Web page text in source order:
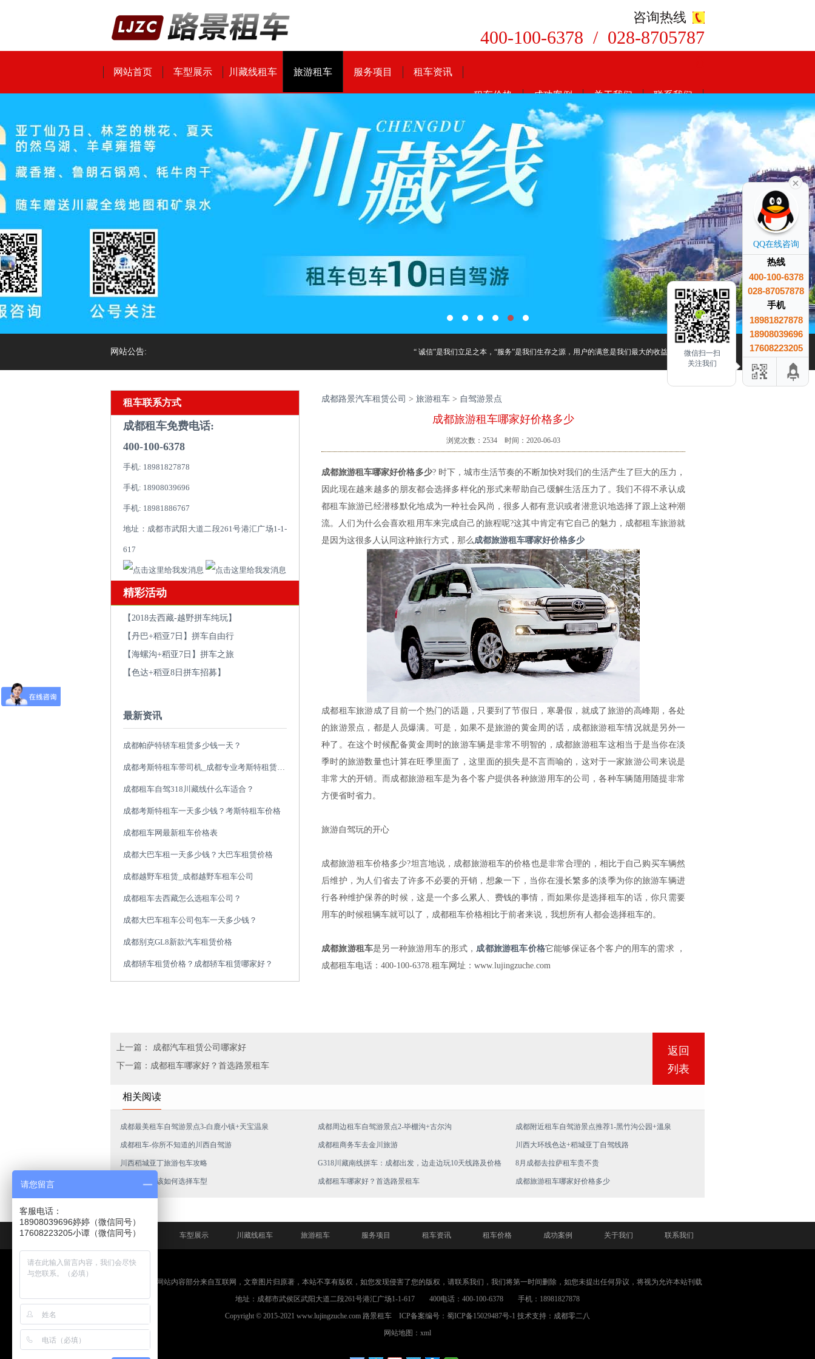
咨询热线
400-100-6378 / 028-8705787
网站首页 车型展示 川藏线租车 旅游租车 服务项目 租车资讯
租车价格 成功案例 关于我们 联系我们
网站公告: “ 诚信”是我们立足之本，“服务”是我们生存之源，用户的满意是我们最大的收益、用户的信赖是我们最大的成就.
租车联系方式
成都租车免费电话:
400-100-6378
手机: 18981827878
手机: 18908039696
手机: 18981886767
地址：成都市武阳大道二段261号港汇广场1-1-
617
精彩活动
【2018去西藏-越野拼车纯玩】
【丹巴+稻亚7日】拼车自由行
【海螺沟+稻亚7日】拼车之旅
【色达+稻亚8日拼车招募】
最新资讯
成都帕萨特轿车租赁多少钱一天？
成都考斯特租车带司机_成都专业考斯特租赁平台
成都租车自驾318川藏线什么车适合？
成都考斯特租车一天多少钱？考斯特租车价格
成都租车网最新租车价格表
成都大巴车租一天多少钱？大巴车租赁价格
成都越野车租赁_成都越野车租车公司
成都租车去西藏怎么选租车公司？
成都大巴车租车公司包车一天多少钱？
成都别克GL8新款汽车租赁价格
成都轿车租赁价格？成都轿车租赁哪家好？
成都路景汽车租赁公司 > 旅游租车 > 自驾游景点
成都旅游租车哪家好价格多少
浏览次数： 2534 时间：2020-06-03
成都旅游租车哪家好价格多少? 时下，城市生活节奏的不断加快对我们的生活产生了巨大的压力，
因此现在越来越多的朋友都会选择多样化的形式来帮助自己缓解生活压力了。我们不得不承认成
都租车旅游已经潜移默化地成为一种社会风尚，很多人都有意识或者潜意识地选择了跟上这种潮
流。人们为什么会喜欢租用车来完成自己的旅程呢?这其中肯定有它自己的魅力，成都租车旅游就
是因为这很多人认同这种旅行方式，那么成都旅游租车哪家好价格多少
成都租车旅游成了目前一个热门的话题，只要到了节假日，寒暑假，就成了旅游的高峰期，各处
的旅游景点，都是人员爆满。可是，如果不是旅游的黄金周的话，成都旅游租车情况就是另外一
种了。在这个时候配备黄金周时的旅游车辆是非常不明智的，成都旅游租车这相当于是当你在淡
季时的旅游数量也计算在旺季里面了，这里面的损失是不言而喻的，这对于一家旅游公司来说是
非常大的开销。而成都旅游租车是为各个客户提供各种旅游用车的公司，各种车辆随用随提非常
方便省时省力。
旅游自驾玩的开心
成都旅游租车价格多少?坦言地说，成都旅游租车的价格也是非常合理的，相比于自己购买车辆然
后维护，为人们省去了许多不必要的开销，想象一下，当你在漫长繁多的淡季为你的旅游车辆进
行各种维护保养的时候，这是一个多么累人、费钱的事情，而如果你是选择租车的话，你只需要
用车的时候租辆车就可以了，成都租车价格相比于前者来说，我想所有人都会选择租车的。
成都旅游租车是另一种旅游用车的形式， 成都旅游租车价格它能够保证各个客户的用车的需求 ，
成都租车电话：400-100-6378.租车网址：www.lujingzuche.com
上一篇： 成都汽车租赁公司哪家好
下一篇：成都租车哪家好？首选路景租车
返回
列表
相关阅读
成都最美租车自驾游景点3-白鹿小镇+天宝温泉 成都周边租车自驾游景点2-毕棚沟+古尔沟 成都附近租车自驾游景点推荐1-黑竹沟公园+溫泉
成都租车-你所不知道的川西自驾游 成都租商务车去金川旅游 川西大环线色达+稻城亚丁自驾线路
川西稻城亚丁旅游包车攻略 G318川藏南线拼车：成都出发，边走边玩10天线路及价格 8月成都去拉萨租车贵不贵
川藏线旅游该如何选择车型 成都租车哪家好？首选路景租车 成都旅游租车哪家好价格多少
网站首页 车型展示 川藏线租车 旅游租车 服务项目 租车资讯 租车价格 成功案例 关于我们 联系我们
免责申明：本网站内容部分来自互联网，文章图片归原著，本站不享有版权，如您发现侵害了您的版权，请联系我们，我们将第一时间删除，如您未提出任何异议，将视为允许本站刊载
地址：成都市武侯区武阳大道二段261号港汇广场1-1-617 400电话：400-100-6378 手机：18981827878
Copyright © 2015-2021 www.lujingzuche.com 路景租车 ICP备案编号： 蜀ICP备15029487号-1 技术支持：成都零二八
网站地图：xml
QQ在线咨询
热线
400-100-6378
028-87057878
手机
18981827878
18908039696
17608223205
微信扫一扫
关注我们
请您留言
客服电话：
18908039696婷婷（微信同号）